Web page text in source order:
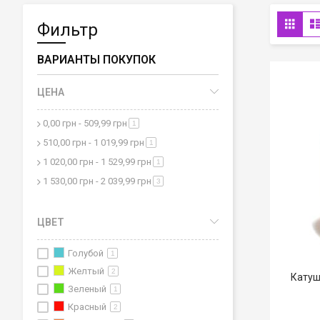
рюкзаке. Мы гарантируем 100% оригинальность продукции и
как
Сетка
Фильтр
ВАРИАНТЫ ПОКУПОК
ЦЕНА
0,00 грн - 509,99 грн 1
510,00 грн - 1 019,99 грн 1
1 020,00 грн - 1 529,99 грн 1
1 530,00 грн - 2 039,99 грн 3позиции
ЦВЕТ
Голубой 1
Желтый 2
Зеленый 1
Красный 2